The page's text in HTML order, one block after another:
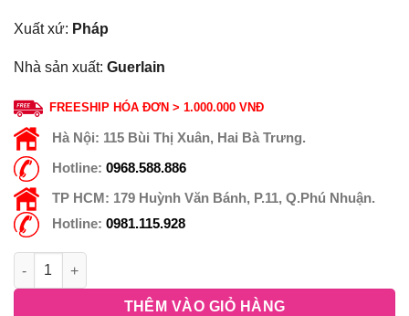
Xuất xứ: Pháp
Nhà sản xuất: Guerlain
FREESHIP HÓA ĐƠN > 1.000.000 VNĐ
Hà Nội: 115 Bùi Thị Xuân, Hai Bà Trưng.
Hotline: 0968.588.886
TP HCM: 179 Huỳnh Văn Bánh, P.11, Q.Phú Nhuận.
Hotline: 0981.115.928
THÊM VÀO GIỎ HÀNG